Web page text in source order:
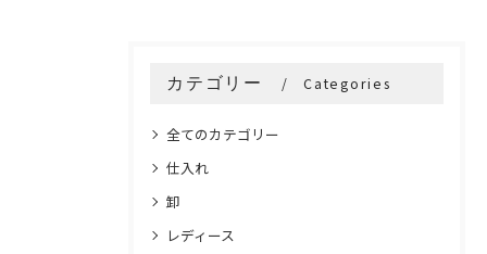
カテゴリー Categories
全てのカテゴリー
仕入れ
卸
レディース